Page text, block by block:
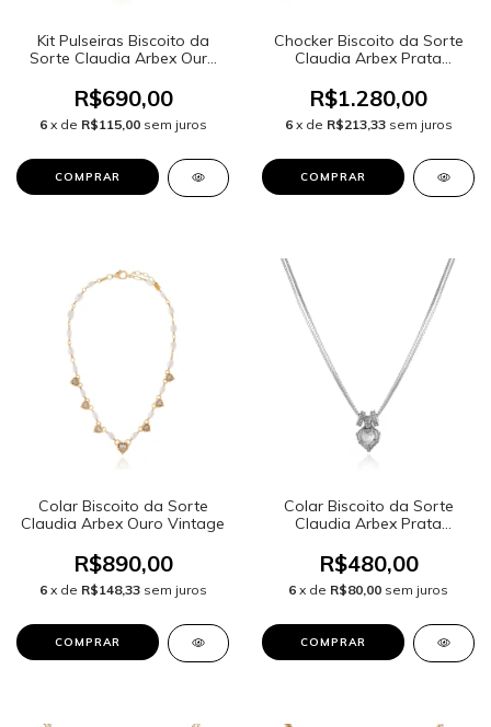
Kit Pulseiras Biscoito da
Sorte Claudia Arbex Ouro
R$690,00
6 x de R$115,00 sem juros
Chocker Biscoito da Sorte
Claudia Arbex Prata
R$1.280,00
6 x de R$213,33 sem juros
Colar Biscoito da Sorte
Claudia Arbex Ouro Vintage
R$890,00
6 x de R$148,33 sem juros
Colar Biscoito da Sorte
Claudia Arbex Prata
R$480,00
6 x de R$80,00 sem juros